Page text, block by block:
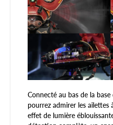
Connecté au bas de la
pourrez admirer les ailettes
effet de lumière